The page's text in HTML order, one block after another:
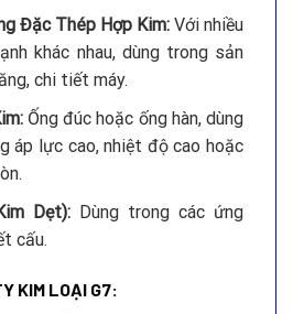
Đặc Thép Hợp Kim:Với nhiều
khác nhau, dùng trong sản
chi tiết máy.
Ống đúc hoặc ống hàn, dùng
áp lực cao, nhiệt độ cao hoặc
Dẹt): Dùng trong các ứng
cấu.
KIM LOẠI G7: